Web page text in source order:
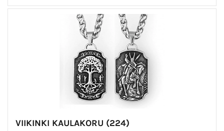
VIIKINKI KAULAKORU (224)